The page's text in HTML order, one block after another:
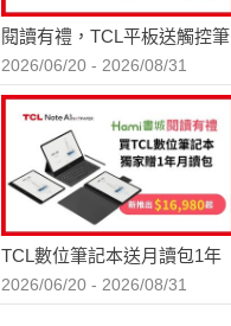
閱讀有禮，TCL平板送觸控筆
2026/06/20 - 2026/08/31
TCL數位筆記本送月讀包1年
2026/06/20 - 2026/08/31